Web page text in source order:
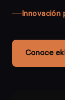
Innovación
Conoce